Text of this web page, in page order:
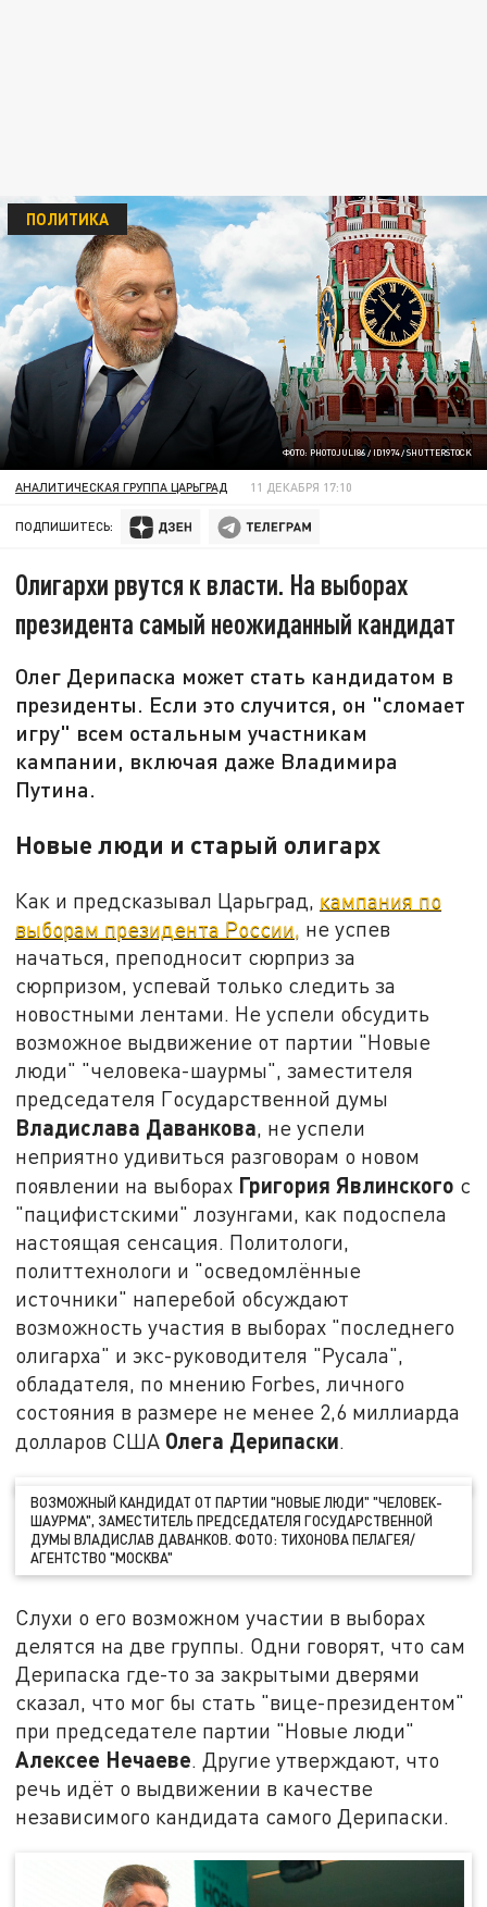
ФОТО: PHOTOJULI86 / ID1974 / SHUTTERSTOCK
ПОЛИТИКА
АНАЛИТИЧЕСКАЯ ГРУППА ЦАРЬГРАД 11 ДЕКАБРЯ 17:10
ПОДПИШИТЕСЬ:
Олигархи рвутся к власти. На выборах
президента самый неожиданный кандидат
Олег Дерипаска может стать кандидатом в
президенты. Если это случится, он "сломает
игру" всем остальным участникам
кампании, включая даже Владимира
Путина.
Новые люди и старый олигарх
Как и предсказывал Царьград, кампания по
выборам президента России, не успев
начаться, преподносит сюрприз за
сюрпризом, успевай только следить за
новостными лентами. Не успели обсудить
возможное выдвижение от партии "Новые
люди" "человека-шаурмы", заместителя
председателя Государственной думы
Владислава Даванкова, не успели
неприятно удивиться разговорам о новом
появлении на выборах Григория Явлинского с
"пацифистскими" лозунгами, как подоспела
настоящая сенсация. Политологи,
политтехнологи и "осведомлённые
источники" наперебой обсуждают
возможность участия в выборах "последнего
олигарха" и экс-руководителя "Русала",
обладателя, по мнению Forbes, личного
состояния в размере не менее 2,6 миллиарда
долларов США Олега Дерипаски.
ВОЗМОЖНЫЙ КАНДИДАТ ОТ ПАРТИИ "НОВЫЕ ЛЮДИ" "ЧЕЛОВЕК-
ШАУРМА", ЗАМЕСТИТЕЛЬ ПРЕДСЕДАТЕЛЯ ГОСУДАРСТВЕННОЙ
ДУМЫ ВЛАДИСЛАВ ДАВАНКОВ. ФОТО: ТИХОНОВА ПЕЛАГЕЯ/
АГЕНТСТВО "МОСКВА"
Слухи о его возможном участии в выборах
делятся на две группы. Одни говорят, что сам
Дерипаска где-то за закрытыми дверями
сказал, что мог бы стать "вице-президентом"
при председателе партии "Новые люди"
Алексее Нечаеве. Другие утверждают, что
речь идёт о выдвижении в качестве
независимого кандидата самого Дерипаски.